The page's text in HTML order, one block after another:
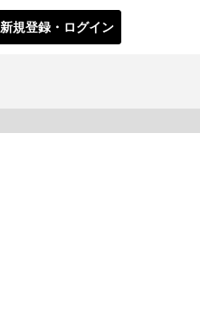
新規登録・ログイン